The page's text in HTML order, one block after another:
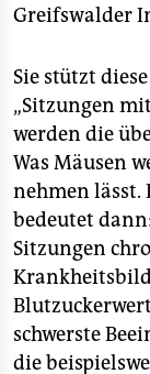
Greifswalder
Sie stützt
„Sitzungen
werden die
Was Mäusen
nehmen lässt.
bedeutet
Sitzungen
schwerste
die